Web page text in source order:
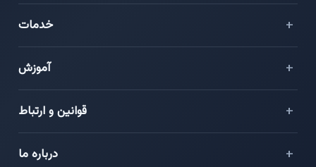
سرور مجازی خارج
سرور مجازی کانادا
خدمات
دیتابیس مدیریت‌شده
آموزش
قوانین و ارتباط
درباره ما